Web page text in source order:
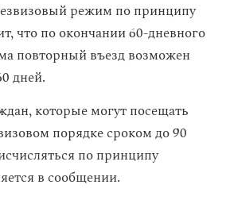
режим по принципу
что по окончании 60-дневного
повторный въезд возможен
дней.
которые могут посещать
порядке сроком до 90
по принципу
в сообщении.